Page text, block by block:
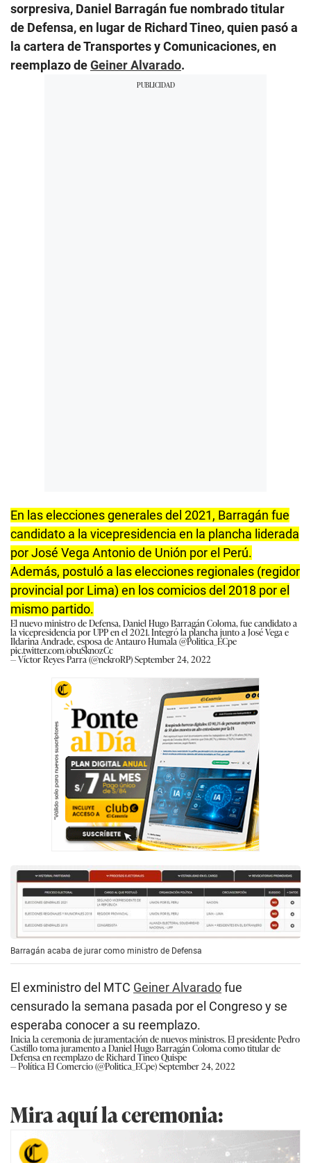
sorpresiva, Daniel Barragán fue nombrado titular
de Defensa, en lugar de Richard Tineo, quien pasó a
la cartera de Transportes y Comunicaciones, en
reemplazo deGeiner Alvarado.
En las elecciones generales del 2021, Barragán fue
candidato a la vicepresidencia en la plancha liderada
por José Vega Antonio de Unión por el Perú.
Además, postuló a las elecciones regionales (regidor
provincial por Lima) en los comicios del 2018 por el
mismo partido.
El nuevo ministro de Defensa, Daniel Hugo Barragán Coloma, fue candidato a
la vicepresidencia por UPP en el 2021. Integró la plancha junto a José Vega e
Ildarina Andrade, esposa de Antauro Humala @Politica_ECpe
pic.twitter.com/obuSknozCc
— Víctor Reyes Parra (@nekroRP)September 24, 2022
Barragán acaba de jurar como ministro de Defensa
El exministro del MTC Geiner Alvaradofue
censurado la semana pasada por el Congreso y se
esperaba conocer a su reemplazo.
Inicia la ceremonia de juramentación de nuevos ministros. El presidente Pedro
Castillo toma juramento a Daniel Hugo Barragán Coloma como titular de
Defensa en reemplazo de Richard Tineo Quispe
— Política El Comercio (@Politica_ECpe)September 24, 2022
Mira aquí la ceremonia: